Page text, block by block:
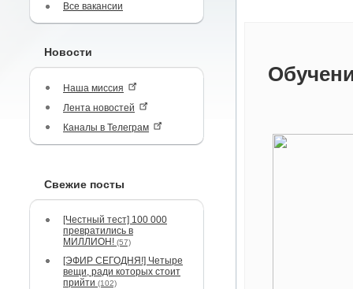
Все вакансии
Новости
Наша миссия
Лента новостей
Каналы в Телеграм
Свежие посты
[Честный тест] 100 000
превратились в
МИЛЛИОН! (57)
[ЭФИР СЕГОДНЯ!] Четыре
вещи, ради которых стоит
прийти (102)